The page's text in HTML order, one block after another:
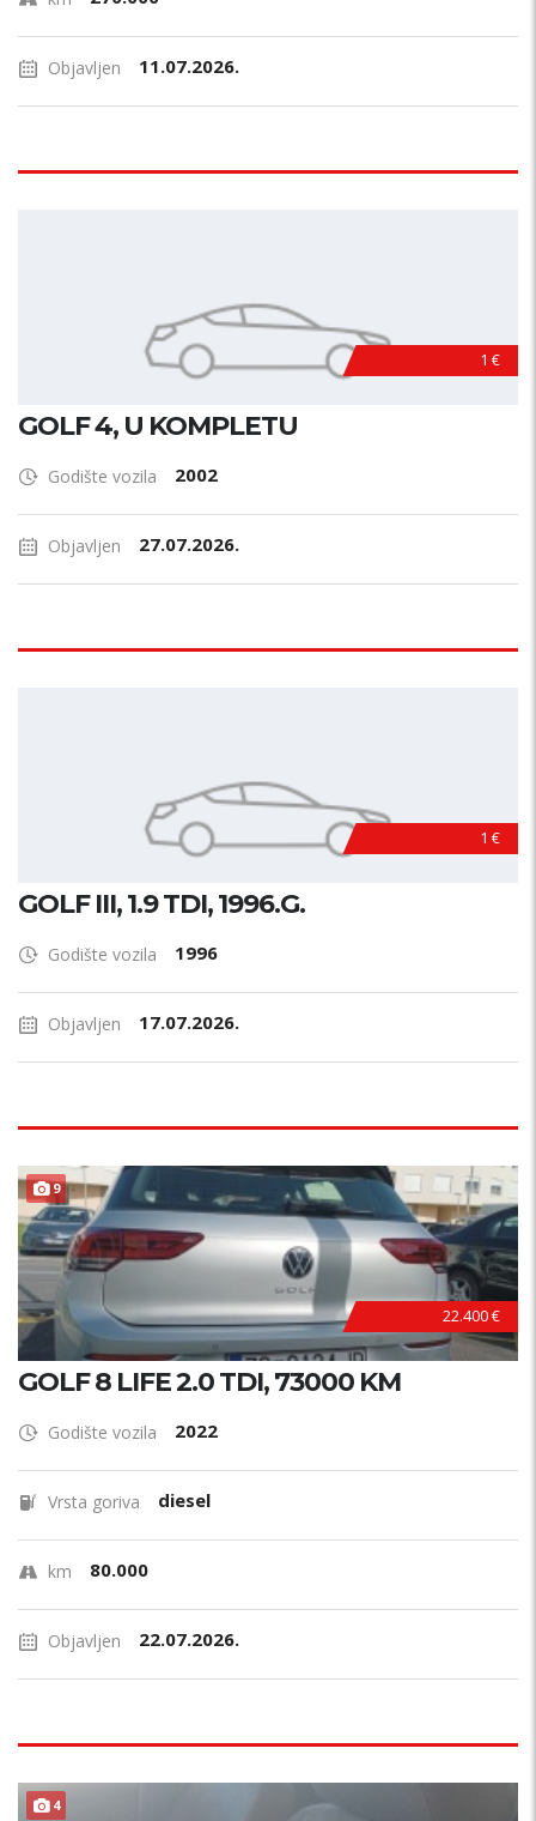
Objavljen 11.07.2026.
1 €
GOLF 4, U KOMPLETU
Godište vozila 2002
Objavljen 27.07.2026.
1 €
GOLF III, 1.9 TDI, 1996.G.
Godište vozila 1996
Objavljen 17.07.2026.
9
22.400 €
GOLF 8 LIFE 2.0 TDI, 73000 KM
Godište vozila 2022
Vrsta goriva diesel
km 80.000
Objavljen 22.07.2026.
4